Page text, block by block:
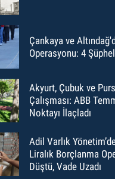
Çankaya ve
Operasyonu: 4
Akyurt, Çubuk ve
Çalışması: ABB
Noktayı İlaçladı
Adil Varlık
Liralık Borçlanma
Düştü, Vade Uzadı